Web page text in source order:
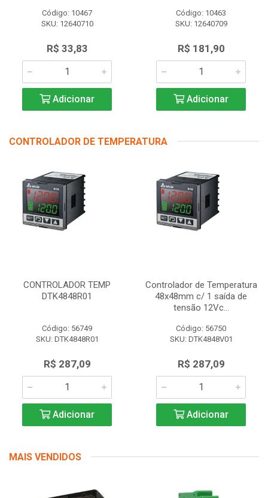
Código: 10467
SKU: 12640710
R$ 33,83
Adicionar
Código: 10463
SKU: 12640709
R$ 181,90
Adicionar
CONTROLADOR DE TEMPERATURA
CONTROLADOR TEMP
DTK4848R01
Código: 56749
SKU: DTK4848R01
R$ 287,09
Adicionar
Controlador de Temperatura
48x48mm c/ 1 saída de
tensão 12Vc...
Código: 56750
SKU: DTK4848V01
R$ 287,09
Adicionar
MAIS VENDIDOS